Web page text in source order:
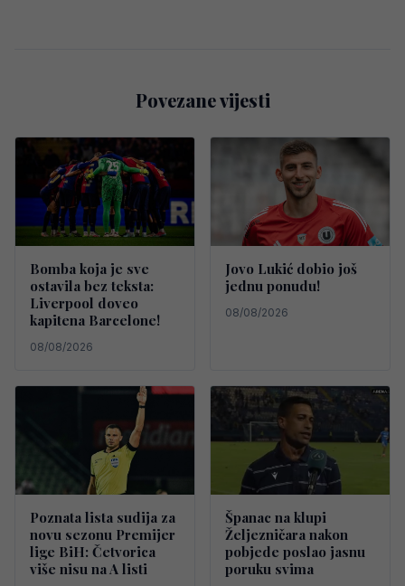
Povezane vijesti
Bomba koja je sve
ostavila bez teksta:
Liverpool doveo
kapitena Barcelone!
08/08/2026
Jovo Lukić dobio još
jednu ponudu!
08/08/2026
Poznata lista sudija za
novu sezonu Premijer
lige BiH: Četvorica
više nisu na A listi
Španac na klupi
Željezničara nakon
pobjede poslao jasnu
poruku svima